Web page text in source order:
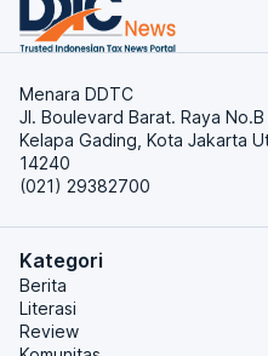
Menara DDTC
Jl. Boulevard Barat. Raya No.B
Kelapa Gading, Kota Jakarta
14240
(021) 29382700
Kategori
Berita
Literasi
Review